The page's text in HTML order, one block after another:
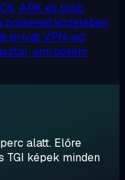
ARK és több
brókered közelében
privát VPN-ed
ami sosem
alatt. Előre
TGI képek minden